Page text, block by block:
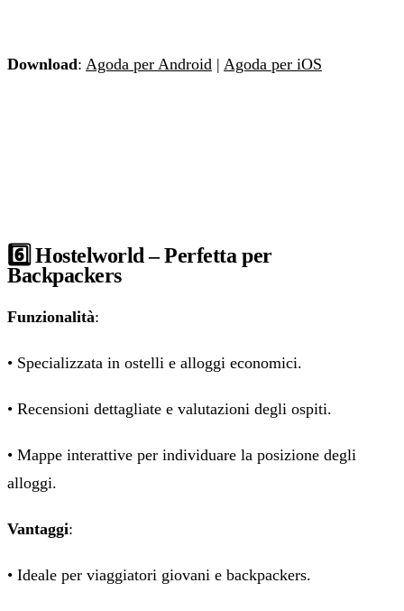
Download: Agoda per Android | Agoda per iOS
6️⃣ Hostelworld – Perfetta per
Backpackers
Funzionalità:
• Specializzata in ostelli e alloggi economici.
• Recensioni dettagliate e valutazioni degli ospiti.
• Mappe interattive per individuare la posizione degli
alloggi.
Vantaggi:
• Ideale per viaggiatori giovani e backpackers.